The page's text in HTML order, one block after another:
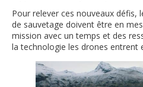
Pour relever ces nouveaux défis,
de sauvetage doivent être en
mission avec un temps et des
la technologie les drones entrent